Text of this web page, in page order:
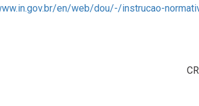
en/web/dou/-/instrucao-